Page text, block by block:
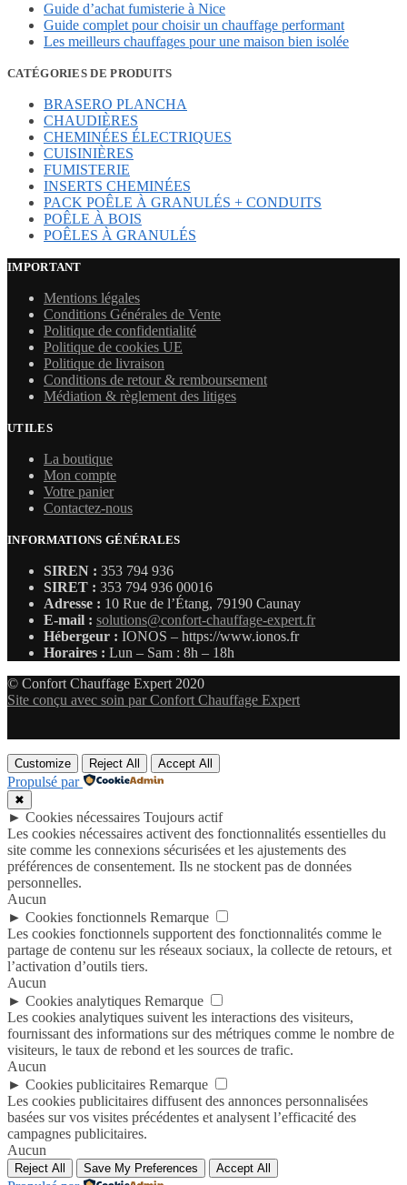
8684,40 €.7395,36 €.
Guide d’achat fumisterie à Nice
Guide complet pour choisir un chauffage performant
Les meilleurs chauffages pour une maison bien isolée
CATÉGORIES DE PRODUITS
BRASERO PLANCHA
CHAUDIÈRES
CHEMINÉES ÉLECTRIQUES
CUISINIÈRES
FUMISTERIE
INSERTS CHEMINÉES
PACK POÊLE À GRANULÉS + CONDUITS
POÊLE À BOIS
POÊLES À GRANULÉS
IMPORTANT
Mentions légales
Conditions Générales de Vente
Politique de confidentialité
Politique de cookies UE
Politique de livraison
Conditions de retour & remboursement
Médiation & règlement des litiges
UTILES
La boutique
Mon compte
Votre panier
Contactez-nous
INFORMATIONS GÉNÉRALES
SIREN : 353 794 936
SIRET : 353 794 936 00016
Adresse : 10 Rue de l’Étang, 79190 Caunay
E-mail : solutions@confort-chauffage-expert.fr
Hébergeur : IONOS – https://www.ionos.fr
Horaires : Lun – Sam : 8h – 18h
© Confort Chauffage Expert 2020
Site conçu avec soin par Confort Chauffage Expert
Customize Reject All Accept All
Propulsé par
✖
► Cookies nécessaires Toujours actif
Les cookies nécessaires activent des fonctionnalités essentielles du
site comme les connexions sécurisées et les ajustements des
préférences de consentement. Ils ne stockent pas de données
personnelles.
Aucun
► Cookies fonctionnels Remarque
Les cookies fonctionnels supportent des fonctionnalités comme le
partage de contenu sur les réseaux sociaux, la collecte de retours, et
l’activation d’outils tiers.
Aucun
► Cookies analytiques Remarque
Les cookies analytiques suivent les interactions des visiteurs,
fournissant des informations sur des métriques comme le nombre de
visiteurs, le taux de rebond et les sources de trafic.
Aucun
► Cookies publicitaires Remarque
Les cookies publicitaires diffusent des annonces personnalisées
basées sur vos visites précédentes et analysent l’efficacité des
campagnes publicitaires.
Aucun
Reject All Save My Preferences Accept All